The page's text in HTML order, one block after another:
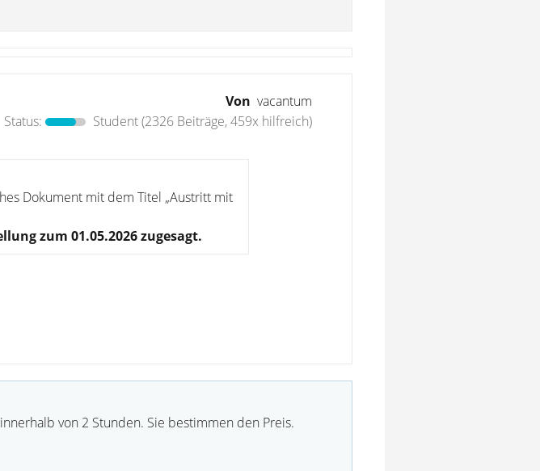
Von vacantum
Status:
Student(2326 Beiträge, 459x hilfreich)
Dokument mit dem Titel „Austritt mit
zum 01.05.2026 zugesagt.
von 2 Stunden. Sie bestimmen den Preis.